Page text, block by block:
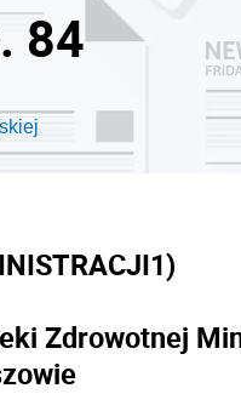
84
1)
Zdrowotnej